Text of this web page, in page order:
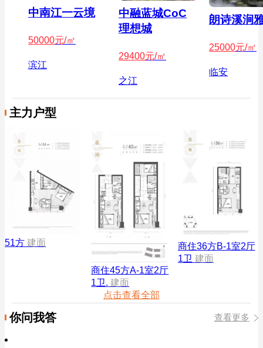
中南江一云境
50000元/㎡
滨江
中融蓝城CoC
理想城
29400元/㎡
之江
朗诗溪涧
25000元/㎡
临安
主力户型
51方 建面
商住45方A-1室2厅
1卫. 建面
商住36方B-1室2厅
1卫 建面
点击查看全部
你问我答 查看更多